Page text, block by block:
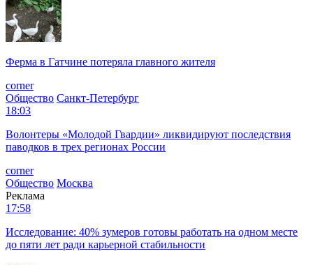
Ферма в Гатчине потеряла главного жителя
corner
Общество Санкт-Петербург
18:03
Волонтеры «Молодой Гвардии» ликвидируют последствия
паводков в трех регионах России
corner
Общество Москва
Реклама
17:58
Исследование: 40% зумеров готовы работать на одном месте
до пяти лет ради карьерной стабильности